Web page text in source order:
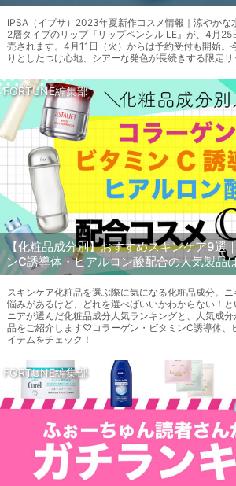
IPSA（イプサ）2023年夏新作コスメ情報｜涼やかな
2層タイプのリップ『リップペンシル LE』が、4月25
売されます。4月11日（火）からは予約受付も開始。
りとしたつけ心地、シアーな発色が長続きする限定リ
FORTUNE編集部
【化粧品成分別】おすすめスキンケア9選
ンC誘導体・ヒアルロン酸配合の人気製品
スキンケア化粧品を選ぶ際に気になる化粧品成分。
悩みがあるけど、どれを選べばいいかわからない！
ニアが選んだ化粧品成分人気ランキングと、人気成
品をご紹介します♡コラーゲン・ビタミンC誘導体、
イテムをチェック！
FORTUNE編集部